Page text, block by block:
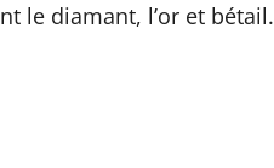
le diamant, l’or et bétail.